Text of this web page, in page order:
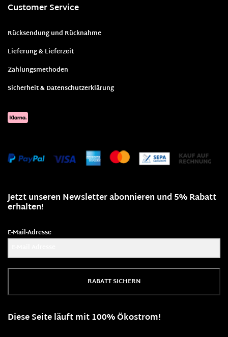
Customer Service
Rücksendung und Rücknahme
Lieferung & Lieferzeit
Zahlungsmethoden
Sicherheit & Datenschutzerklärung
Jetzt unseren Newsletter abonnieren und 5% Rabatt
erhalten!
E-Mail-Adresse
RABATT SICHERN
Diese Seite läuft mit 100% Ökostrom!